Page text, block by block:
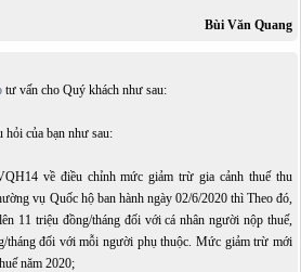
Bùi Văn Quang
tư vấn cho Quý khách như sau:
hỏi của bạn như sau:
về điều chỉnh mức giảm trừ gia cảnh thuế thu
vụ Quốc hộ ban hành ngày 02/6/2020 thì Theo đó,
11 triệu đồng/tháng đối với cá nhân người nộp thuế,
tháng đối với mỗi người phụ thuộc. Mức giảm trừ mới
năm 2020;